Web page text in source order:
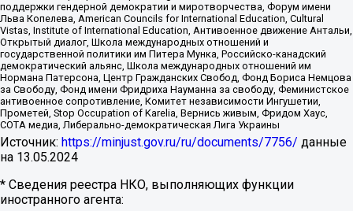
поддержки гендерной демократии и миротворчества, Форум имени
Льва Копелева, American Councils for International Education, Cultural
Vistas, Institute of International Education, Антивоенное движение Антальи,
Открытый диалог, Школа международных отношений и
государственной политики им Питера Мунка, Российско-канадский
демократический альянс, Школа международных отношений им
Нормана Патерсона, Центр Гражданских Свобод, Фонд Бориса Немцова
за Свободу, Фонд имени Фридриха Науманна за свободу, Феминистское
антивоенное сопротивление, Комитет независимости Ингушетии,
Прометей, Stop Occupation of Karelia, Вернись живым, Фридом Хаус,
СОТА медиа, Либерально-демократическая Лига Украины
Источник: https://minjust.gov.ru/ru/documents/7756/ данные
на 13.05.2024
* Сведения реестра НКО, выполняющих функции
иностранного агента: